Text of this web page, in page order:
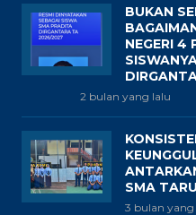
BUKAN
NEGERI 4
2 bulan yang lalu
SMA
3 bulan yang